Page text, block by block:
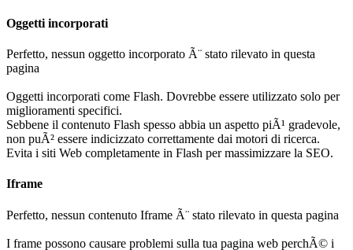
Oggetti incorporati
Perfetto, nessun oggetto incorporato Ã¨ stato rilevato in questa
pagina
Oggetti incorporati come Flash. Dovrebbe essere utilizzato solo per
miglioramenti specifici.
Sebbene il contenuto Flash spesso abbia un aspetto piÃ¹ gradevole,
non puÃ² essere indicizzato correttamente dai motori di ricerca.
Evita i siti Web completamente in Flash per massimizzare la SEO.
Iframe
Perfetto, nessun contenuto Iframe Ã¨ stato rilevato in questa pagina
I frame possono causare problemi sulla tua pagina web perchÃ© i